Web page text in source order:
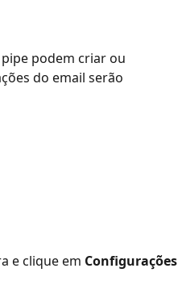
podem criar ou
do email serão
e clique em Configurações